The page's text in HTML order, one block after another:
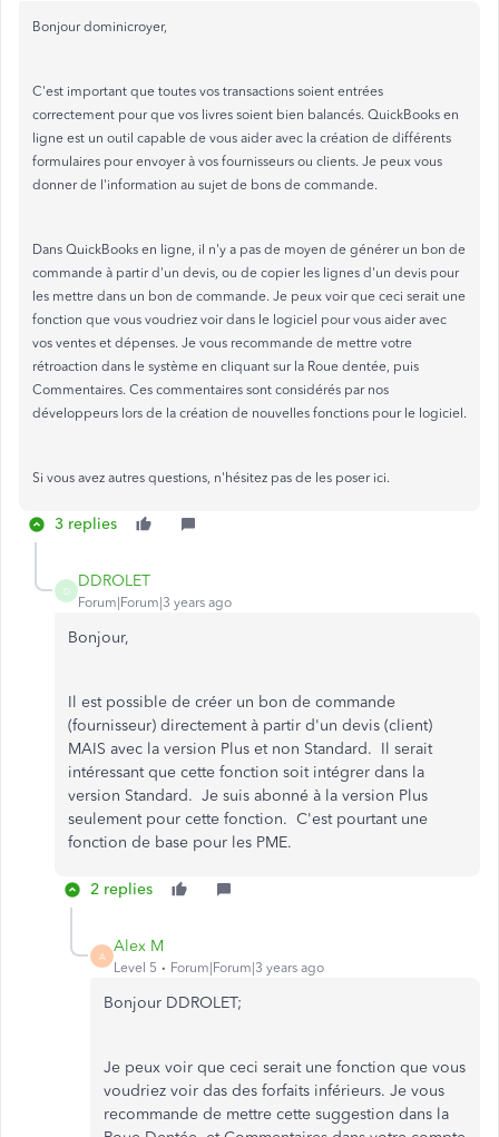
Bonjour dominicroyer,
C'est important que toutes vos transactions soient entrées
correctement pour que vos livres soient bien balancés. QuickBooks en
ligne est un outil capable de vous aider avec la création de différents
formulaires pour envoyer à vos fournisseurs ou clients. Je peux vous
donner de l'information au sujet de bons de commande.
Dans QuickBooks en ligne, il n'y a pas de moyen de générer un bon de
commande à partir d'un devis, ou de copier les lignes d'un devis pour
les mettre dans un bon de commande. Je peux voir que ceci serait une
fonction que vous voudriez voir dans le logiciel pour vous aider avec
vos ventes et dépenses. Je vous recommande de mettre votre
rétroaction dans le système en cliquant sur la Roue dentée, puis
Commentaires. Ces commentaires sont considérés par nos
développeurs lors de la création de nouvelles fonctions pour le logiciel.
Si vous avez autres questions, n'hésitez pas de les poser ici.
3 replies
D
DDROLET
Forum|Forum|3 years ago
Bonjour,
Il est possible de créer un bon de commande
(fournisseur) directement à partir d'un devis (client)
MAIS avec la version Plus et non Standard. Il serait
intéressant que cette fonction soit intégrer dans la
version Standard. Je suis abonné à la version Plus
seulement pour cette fonction. C'est pourtant une
fonction de base pour les PME.
2 replies
A
Alex M
Level 5 Forum|Forum|3 years ago
Bonjour DDROLET;
Je peux voir que ceci serait une fonction que vous
voudriez voir das des forfaits inférieurs. Je vous
recommande de mettre cette suggestion dans la